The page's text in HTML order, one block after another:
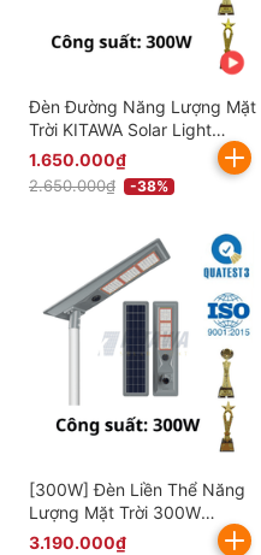
Đèn Đường Năng Lượng Mặt
Trời KITAWA Solar Light
300W BC1300 (Đã bao gồm
VAT)
1.650.000₫
2.650.000₫ -38%
[300W] Đèn Liền Thể Năng
Lượng Mặt Trời 300W
Kitawa LT13300
3.190.000₫